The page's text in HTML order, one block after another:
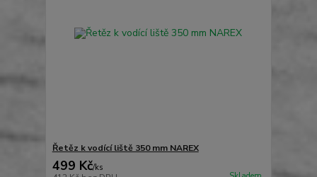
Řetěz k vodící liště 350 mm NAREX
499 Kč/ks